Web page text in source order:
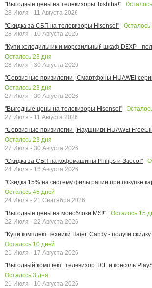
"Выгодные цены на телевизоры Toshiba!"
Осталось
28 Июля - 11 Августа 2026
"Скидка за СБП на телевизоры Hisense!"
Осталось
28 Июля - 10 Августа 2026
"Купи холодильник и морозильный шкаф DEXP -
Осталось 23 дня
28 Июля - 30 Августа 2026
"Сервисные привилегии | Смартфоны HUAWEI
Осталось 23 дня
27 Июля - 30 Августа 2026
"Выгодные цены на телевизоры Hisense!"
27 Июля - 11 Августа 2026
"Сервисные привилегии | Наушники HUAWEI
Осталось 23 дня
27 Июля - 30 Августа 2026
"Скидка за СБП на кофемашины Philips и Saeco!"
24 Июля - 16 Августа 2026
"Скидка 15% на систему фильтрации при покупке
Осталось 45 дней
24 Июля - 21 Сентября 2026
"Выгодные цены на моноблоки MSI!"
Осталось 15
22 Июля - 22 Августа 2026
"Купи комплект техники Haier, Candy - получи
Осталось 10 дней
21 Июля - 17 Августа 2026
"Выгодный комплект: телевизор TCL и консоль
Осталось 3 дня
21 Июля - 10 Августа 2026